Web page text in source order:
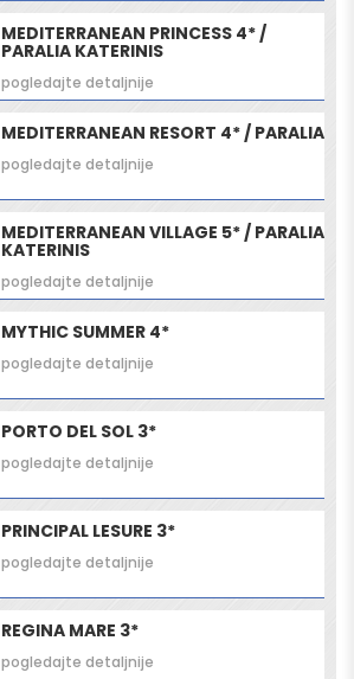
MEDITERRANEAN PRINCESS 4* /
PARALIA KATERINIS
pogledajte detaljnije
MEDITERRANEAN RESORT 4* / PARALIA
pogledajte detaljnije
MEDITERRANEAN VILLAGE 5* / PARALIA
KATERINIS
pogledajte detaljnije
MYTHIC SUMMER 4*
pogledajte detaljnije
PORTO DEL SOL 3*
pogledajte detaljnije
PRINCIPAL LESURE 3*
pogledajte detaljnije
REGINA MARE 3*
pogledajte detaljnije